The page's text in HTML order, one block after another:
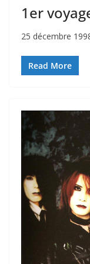
1er
25 décembre
Read More